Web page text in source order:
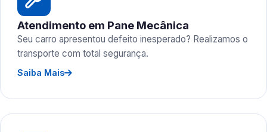
Atendimento em Pane Mecânica
Seu carro apresentou defeito inesperado? Realizamos o
transporte com total segurança.
Saiba Mais